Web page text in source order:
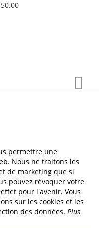
permettre une
Nous ne traitons les
de marketing que si
pouvez révoquer votre
pour l'avenir. Vous
sur les cookies et les
des données. Plus